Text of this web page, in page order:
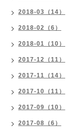
2018-03（14）
2018-02（6）
2018-01（10）
2017-12（11）
2017-11（14）
2017-10（11）
2017-09（10）
2017-08（6）